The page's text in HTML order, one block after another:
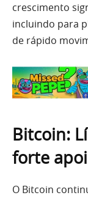
crescimento
incluindo para
de rápido
Bitcoin:
forte
O Bitcoin